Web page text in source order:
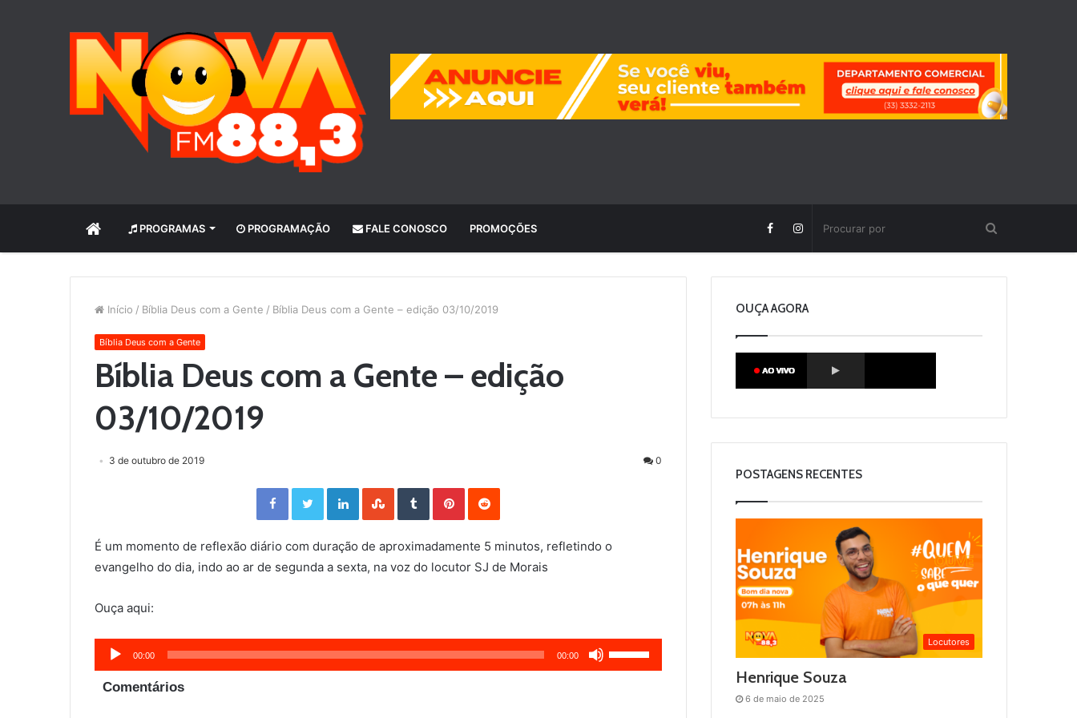
INÍCIO PROGRAMAS PROGRAMAÇÃO FALE CONOSCO PROMOÇÕES
Início / Bíblia Deus com a Gente / Bíblia Deus com a Gente – edição 03/10/2019
Bíblia Deus com a Gente
Bíblia Deus com a Gente – edição
03/10/2019
3 de outubro de 2019 0
Facebook Twitter LinkedIn StumbleUpon Tumblr Pinterest
É um momento de reflexão diário com duração de aproximadamente 5 minutos, refletindo o
evangelho do dia, indo ao ar de segunda a sexta, na voz do locutor SJ de Morais
Ouça aqui:
Tocador
de
áudio
00:00 00:00
as
Comentários
OUÇA AGORA
POSTAGENS RECENTES
Locutores
Henrique Souza
6 de maio de 2025